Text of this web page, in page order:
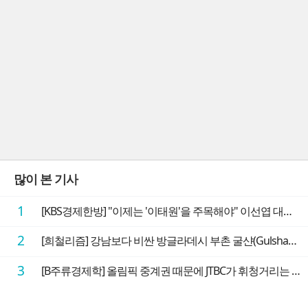
많이 본 기사
1 [KBS경제한방] "이제는 '이태원'을 주목해야" 이선엽 대표가 말하는 AI 시대 투자 성과를 가르는 지점들
2 [희철리즘] 강남보다 비싼 방글라데시 부촌 굴샨(Gulshan)의 극단적인 모습에 충격을 받다
3 [B주류경제학] 올림픽 중계권 때문에 JTBC가 휘청거리는 이유